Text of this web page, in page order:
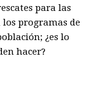
para las
programas de
¿es lo
hacer?